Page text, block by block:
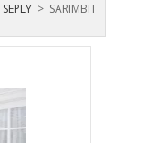
SEPLY > SARIMBIT